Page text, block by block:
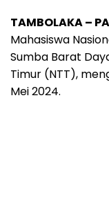
TAMBOLAKA –
Mahasiswa
Sumba Barat
Timur (NTT),
Mei 2024.